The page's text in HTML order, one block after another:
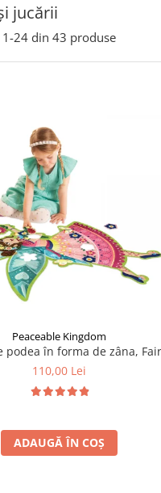
jucării
1-24 din 43 produse
Peaceable Kingdom
podea în forma de zâna,
110,00 Lei
ADAUGĂ ÎN COȘ